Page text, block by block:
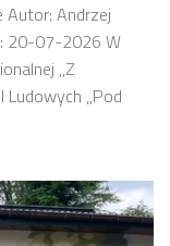
Autor: Andrzej
20-07-2026 W
,,Z
,,Pod